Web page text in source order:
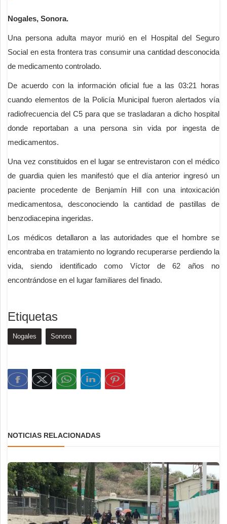
Nogales, Sonora.
Una persona adulta mayor murió en el Hospital del Seguro
Social en esta frontera tras consumir una cantidad desconocida
de medicamento controlado.
De acuerdo con la información oficial fue a las 03:21 horas
cuando elementos de la Policía Municipal fueron alertados vía
radiofrecuencia del C5 para que se trasladaran a dicho hospital
donde reportaban a una persona sin vida por ingesta de
medicamentos.
Una vez constituidos en el lugar se entrevistaron con el médico
de guardia quien les manifestó que el día anterior ingresó un
paciente procedente de Benjamín Hill con una intoxicación
medicamentosa, desconociendo la cantidad de pastillas de
benzodiacepina ingeridas.
Los médicos detallaron a las autoridades que el hombre se
encontraba en tratamiento no logrando recuperarse perdiendo la
vida, siendo identificado como Víctor de 62 años no
encontrándose en el lugar familiares del finado.
Etiquetas
Nogales Sonora
NOTICIAS RELACIONADAS